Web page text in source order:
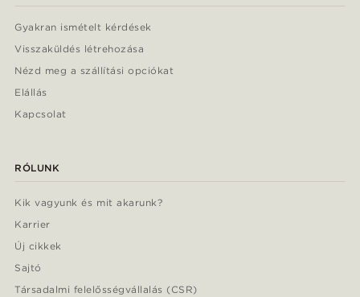
Gyakran ismételt kérdések
Visszaküldés létrehozása
Nézd meg a szállítási opciókat
Elállás
Kapcsolat
RÓLUNK
Kik vagyunk és mit akarunk?
Karrier
Új cikkek
Sajtó
Társadalmi felelősségvállalás (CSR)